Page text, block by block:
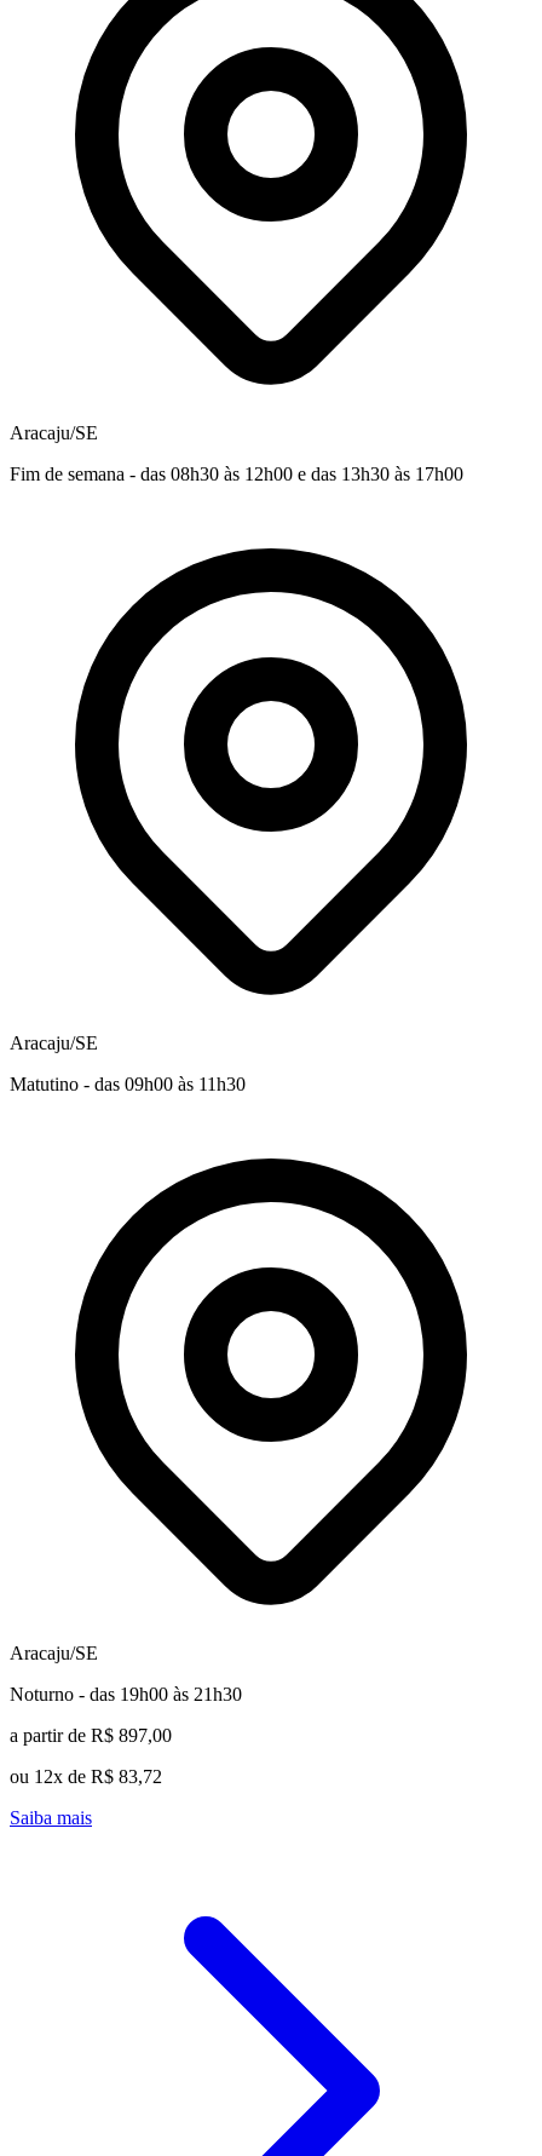
Aracaju/SE
Fim de semana - das 08h30 às 12h00 e das 13h30 às 17h00
Aracaju/SE
Matutino - das 09h00 às 11h30
Aracaju/SE
Noturno - das 19h00 às 21h30
a partir de R$ 897,00
ou 12x de R$ 83,72
Saiba mais